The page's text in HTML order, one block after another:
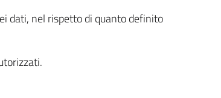
dati, nel rispetto di quanto definito